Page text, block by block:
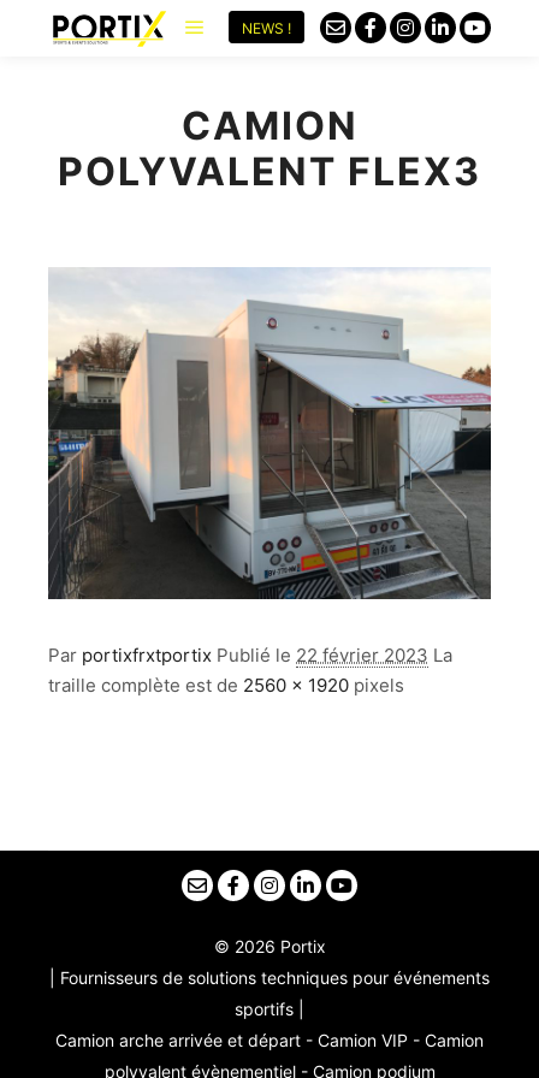
NEWS !
CAMION
POLYVALENT FLEX3
Par portixfrxtportix Publié le 22 février 2023 La
traille complète est de 2560 × 1920 pixels
© 2026 Portix
| Fournisseurs de solutions techniques pour événements
sportifs |
Camion arche arrivée et départ - Camion VIP - Camion
polyvalent évènementiel - Camion podium